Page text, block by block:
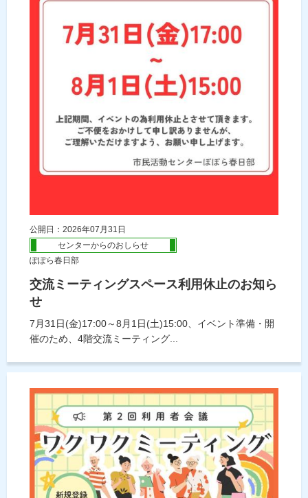
公開日：2026年07月31日
センターからのおしらせ
ぽぽら春日部
交流ミーティングスペース利用休止のお知ら
せ
7月31日(金)17:00～8月1日(土)15:00、イベント準備・開
催のため、4階交流ミーティング...